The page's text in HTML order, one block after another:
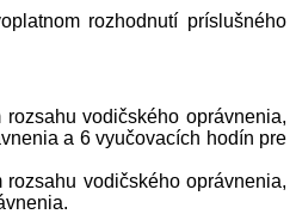
rozhodnutí príslušného
vodičského oprávnenia,
a 6 vyučovacích hodín pre
vodičského oprávnenia,